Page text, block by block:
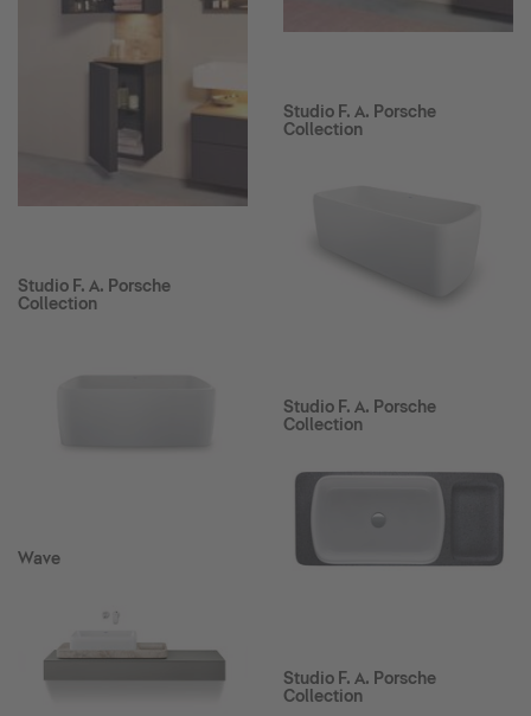
Studio F. A. Porsche
Collection
Wave
Studio F. A. Porsche
Collection
Studio F. A. Porsche
Collection
Studio F. A. Porsche
Collection